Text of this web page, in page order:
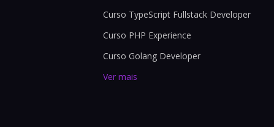
Curso TypeScript Fullstack Developer
Curso PHP Experience
Curso Golang Developer
Ver mais